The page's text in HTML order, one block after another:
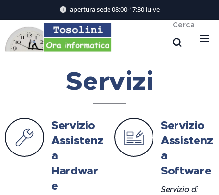
apertura sede 08:00-17:30 lu-ve
Cerca
Servizi
Servizio
Assistenz
a
Hardwar
e
Servizio
Assistenz
a
Software
Servizio di